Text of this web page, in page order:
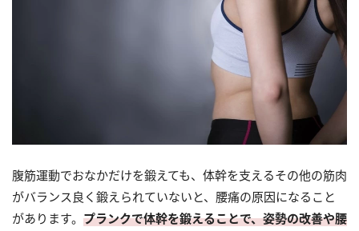
腹筋運動でおなかだけを鍛えても、体幹を支えるその他の筋肉
がバランス良く鍛えられていないと、腰痛の原因になること
があります。 プランクで体幹を鍛えることで、姿勢の改善や腰